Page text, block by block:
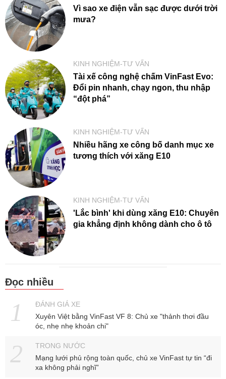
Vì sao xe điện vẫn sạc được dưới trời
mưa?
KINH NGHIỆM-TƯ VẤN
Tài xế công nghệ chấm VinFast Evo:
Đổi pin nhanh, chạy ngon, thu nhập
“đột phá”
KINH NGHIỆM-TƯ VẤN
Nhiều hãng xe công bố danh mục xe
tương thích với xăng E10
KINH NGHIỆM-TƯ VẤN
'Lắc bình' khi dùng xăng E10: Chuyên
gia khẳng định không dành cho ô tô
Đọc nhiều
ĐÁNH GIÁ XE
Xuyên Việt bằng VinFast VF 8: Chủ xe "thảnh thơi đầu
óc, nhẹ nhẹ khoản chi"
TRONG NƯỚC
Mạng lưới phủ rộng toàn quốc, chủ xe VinFast tự tin “đi
xa không phải nghĩ”